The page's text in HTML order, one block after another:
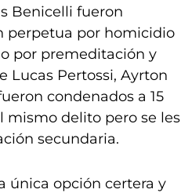
Benicelli fueron
perpetua por homicidio
por premeditación y
Lucas Pertossi, Ayrton
condenados a 15
mismo delito pero se les
secundaria.
única opción certera y